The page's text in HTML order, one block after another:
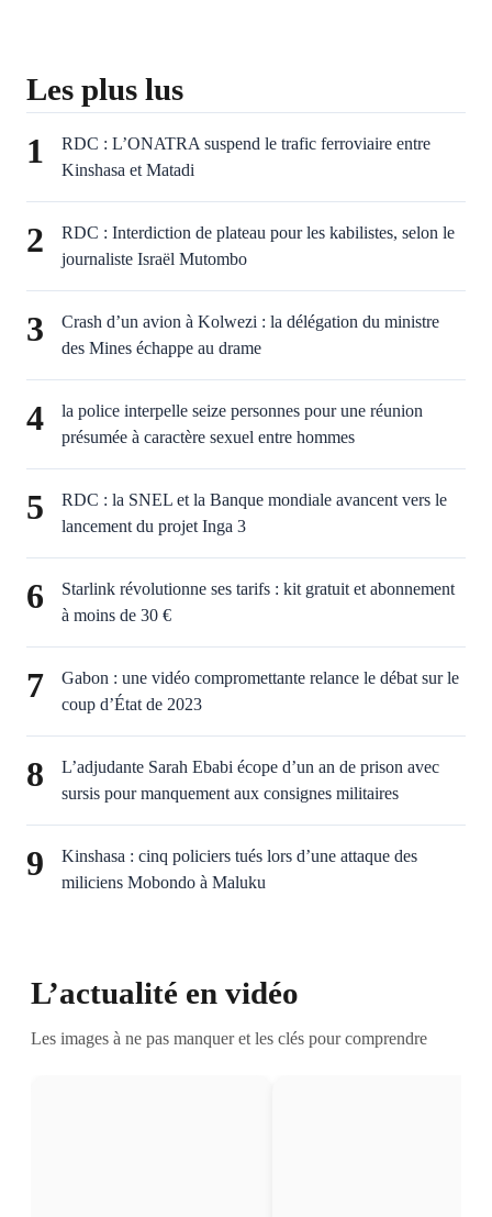
Les plus lus
1
RDC : L’ONATRA suspend le trafic ferroviaire entre
Kinshasa et Matadi
2
RDC : Interdiction de plateau pour les kabilistes, selon le
journaliste Israël Mutombo
3
Crash d’un avion à Kolwezi : la délégation du ministre
des Mines échappe au drame
4
la police interpelle seize personnes pour une réunion
présumée à caractère sexuel entre hommes
5
RDC : la SNEL et la Banque mondiale avancent vers le
lancement du projet Inga 3
6
Starlink révolutionne ses tarifs : kit gratuit et abonnement
à moins de 30 €
7
Gabon : une vidéo compromettante relance le débat sur le
coup d’État de 2023
8
L’adjudante Sarah Ebabi écope d’un an de prison avec
sursis pour manquement aux consignes militaires
9
Kinshasa : cinq policiers tués lors d’une attaque des
miliciens Mobondo à Maluku
L’actualité en vidéo
Les images à ne pas manquer et les clés pour comprendre